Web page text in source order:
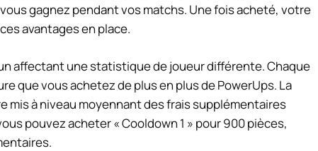
gagnez pendant vos matchs. Une fois acheté, votre
avantages en place.
affectant une statistique de joueur différente. Chaque
que vous achetez de plus en plus de PowerUps. La
à niveau moyennant des frais supplémentaires
pouvez acheter « Cooldown 1 » pour 900 pièces,